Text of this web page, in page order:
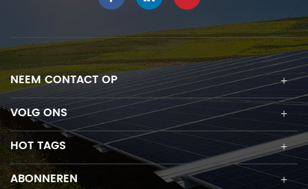
NEEM CONTACT OP
VOLG ONS
HOT TAGS
ABONNEREN